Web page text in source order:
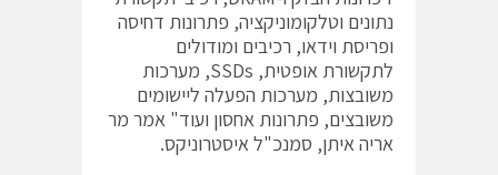
נתונים וטלקומוניקציה, פתרונות דחיסה
ופריסת וידאו, רכיבים ומודולים
לתקשורת אופטית, SSDs, מערכות
משובצות, מערכות הפעלה ליישומים
משובצים, פתרונות אחסון ועוד" אמר מר
אריה איתן, סמנכ"ל איסטרוניקס.